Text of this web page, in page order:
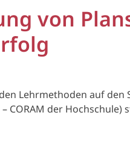
von
Lehrmethoden auf den
CORAM der Hochschule)